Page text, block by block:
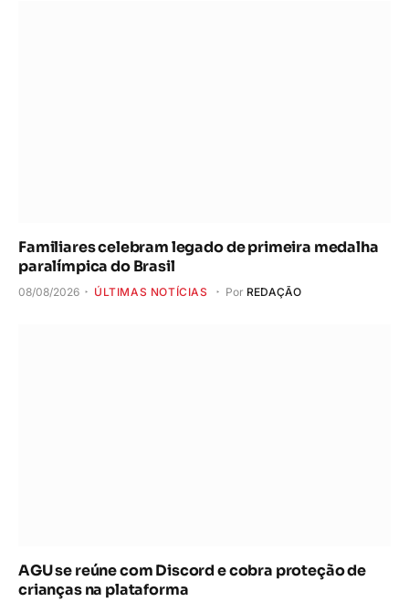
Familiares celebram legado de primeira medalha
paralímpica do Brasil
08/08/2026 ÚLTIMAS NOTÍCIAS Por REDAÇÃO
AGU se reúne com Discord e cobra proteção de
crianças na plataforma